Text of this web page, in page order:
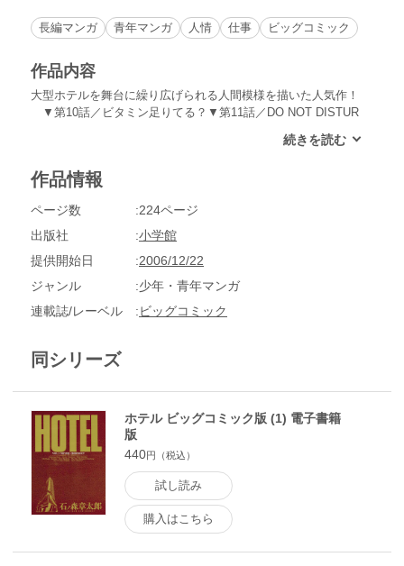
長編マンガ 青年マンガ 人情 仕事 ビッグコミック
作品内容
大型ホテルを舞台に繰り広げられる人間模様を描いた人気作！
▼第10話／ビタミン足りてる？▼第11話／DO NOT DISTUR
第15話／ハート・ブレーク・ホテル▼第16話／プラトン・サ
／東堂克生（プラトン・マネージャー）、松田利春（プラト
フ）、赤川一平（プラトン新入社員） ●あらすじ／３年前か
ら別居している東堂の妻・弘子がプラトンに現れた。今後のこ
だが、ふたりはそこのエレベーターの中に閉じこめられてしま
う！（第11話）▼実習１日目の新入社員・赤川一平。はりきっ
えてしまって…（第16話）。●その他の登場キャラクター／東
（第12話）、プラトン契約医師・神保（第15話）
作品情報
ページ数
224ページ
出版社
小学館
提供開始日
2006/12/22
ジャンル
少年・青年マンガ
連載誌/レーベル
ビッグコミック
同シリーズ
ホテル ビッグコミック版 (1) 電子書籍
版
440円（税込）
試し読み
購入はこちら